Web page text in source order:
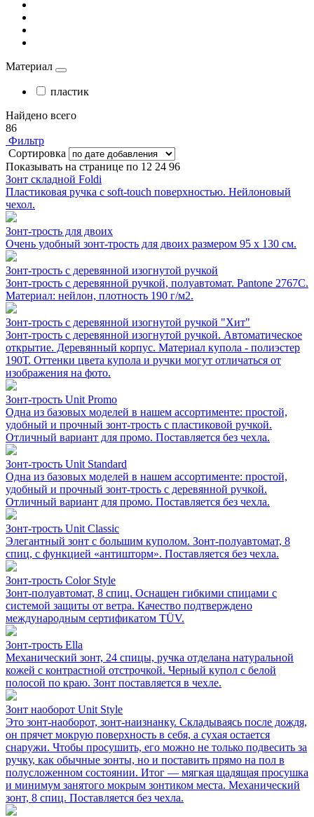
Материал
пластик
Найдено всего
86
Фильтр
Сортировка
Показывать на странице по 12 24 96
Зонт складной Foldi
Пластиковая ручка с soft-touch поверхностью. Нейлоновый
чехол.
Зонт-трость для двоих
Очень удобный зонт-трость для двоих размером 95 x 130 см.
Зонт-трость с деревянной изогнутой ручкой
Зонт-трость с деревянной ручкой, полуавтомат. Pantone 2767C.
Материал: нейлон, плотность 190 г/м2.
Зонт-трость с деревянной изогнутой ручкой "Хит"
Зонт-трость с деревянной изогнутой ручкой. Автоматическое
открытие. Деревянный корпус. Материал купола - полиэстер
190Т. Оттенки цвета купола и ручки могут отличаться от
изображения на фото.
Зонт-трость Unit Promo
Одна из базовых моделей в нашем ассортименте: простой,
удобный и прочный зонт-трость с пластиковой ручкой.
Отличный вариант для промо. Поставляется без чехла.
Зонт-трость Unit Standard
Одна из базовых моделей в нашем ассортименте: простой,
удобный и прочный зонт-трость с деревянной ручкой.
Отличный вариант для промо. Поставляется без чехла.
Зонт-трость Unit Classic
Элегантный зонт с большим куполом. Зонт-полуавтомат, 8
спиц, с функцией «антишторм». Поставляется без чехла.
Зонт-трость Color Style
Зонт-полуавтомат, 8 спиц. Оснащен гибкими спицами с
системой защиты от ветра. Качество подтверждено
международным сертификатом TÜV.
Зонт-трость Ella
Механический зонт, 24 спицы, ручка отделана натуральной
кожей с контрастной отстрочкой. Черный купол с белой
полосой по краю. Зонт поставляется в чехле.
Зонт наоборот Unit Style
Это зонт-наоборот, зонт-наизнанку. Складываясь после дождя,
он прячет мокрую поверхность в себя, а сухая остается
снаружи. Чтобы просушить, его можно не только подвесить за
ручку, как обычные зонты, но и поставить прямо на пол в
полусложенном состоянии. Итог — мягкая щадящая просушка
и минимум занятого мокрым зонтиком места. Механический
зонт, 8 спиц. Поставляется без чехла.